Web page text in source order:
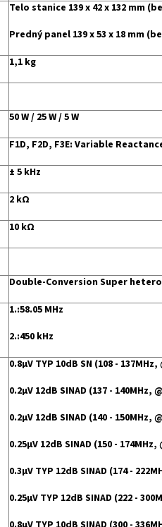
Telo stanice 139 x 42 x 132 mm
Predný panel 139 x 53 x 18 mm
1,1 kg
50 W / 25 W / 5 W
F1D, F2D, F3E: Variable
± 5 kHz
2 kΩ
10 kΩ
Double-Conversion Super
1.:58.05 MHz
2.:450 kHz
0.8μV TYP 10dB SN (108 - 137MHz,
0.2μV 12dB SINAD (137 - 140MHz,
0.2μV 12dB SINAD (140 - 150MHz,
0.25μV 12dB SINAD (150 - 174MHz,
0.3μV TYP 12dB SINAD (174 -
0.25μV TYP 12dB SINAD (222 -